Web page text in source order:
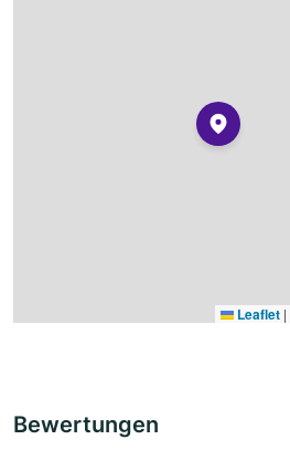
Leaflet |
Bewertungen